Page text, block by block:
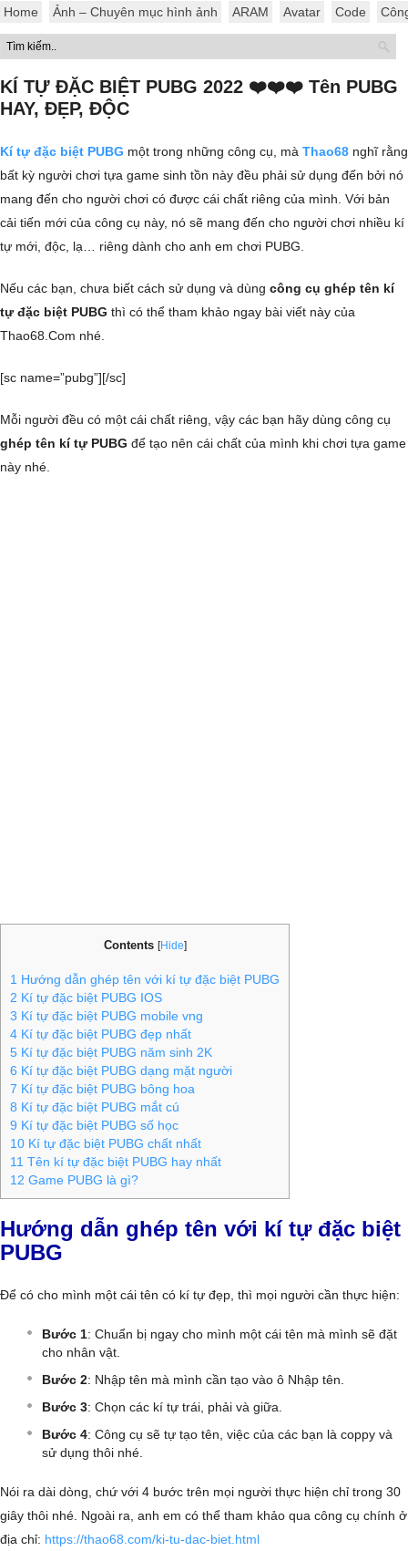
Home Ảnh – Chuyên mục hình ảnh ARAM Avatar Code
KÍ TỰ ĐẶC BIỆT PUBG 2022 ❤️❤️❤️ Tên PUBG
HAY, ĐẸP, ĐỘC
Kí tự đặc biệt PUBG một trong những công cụ, mà Thao68 nghĩ rằng
bất kỳ người chơi tựa game sinh tồn này đều phải sử dụng đến bởi nó
mang đến cho người chơi có được cái chất riêng của mình. Với bản
cải tiến mới của công cụ này, nó sẽ mang đến cho người chơi nhiều kí
tự mới, độc, lạ… riêng dành cho anh em chơi PUBG.
Nếu các bạn, chưa biết cách sử dụng và dùng công cụ ghép tên kí
tự đặc biệt PUBG thì có thể tham khảo ngay bài viết này của
Thao68.Com nhé.
[sc name=”pubg”][/sc]
Mỗi người đều có một cái chất riêng, vậy các bạn hãy dùng công cụ
ghép tên kí tự PUBG để tạo nên cái chất của mình khi chơi tựa game
này nhé.
Contents [Hide]
1 Hướng dẫn ghép tên với kí tự đặc biệt PUBG
2 Kí tự đặc biệt PUBG IOS
3 Kí tự đặc biệt PUBG mobile vng
4 Kí tự đặc biệt PUBG đẹp nhất
5 Kí tự đặc biệt PUBG năm sinh 2K
6 Kí tự đặc biệt PUBG dạng mặt người
7 Kí tự đặc biệt PUBG bông hoa
8 Kí tự đặc biệt PUBG mắt cú
9 Kí tự đặc biệt PUBG số học
10 Kí tự đặc biệt PUBG chất nhất
11 Tên kí tự đặc biệt PUBG hay nhất
12 Game PUBG là gì?
Hướng dẫn ghép tên với kí tự đặc biệt
PUBG
Để có cho mình một cái tên có kí tự đẹp, thì mọi người cần thực hiện:
Bước 1: Chuẩn bị ngay cho mình một cái tên mà mình sẽ đặt
cho nhân vật.
Bước 2: Nhập tên mà mình cần tạo vào ô Nhập tên.
Bước 3: Chọn các kí tự trái, phải và giữa.
Bước 4: Công cụ sẽ tự tạo tên, việc của các bạn là coppy và
sử dụng thôi nhé.
Nói ra dài dòng, chứ với 4 bước trên mọi người thực hiện chỉ trong 30
giây thôi nhé. Ngoài ra, anh em có thể tham khảo qua công cụ chính ở
địa chỉ: https://thao68.com/ki-tu-dac-biet.html